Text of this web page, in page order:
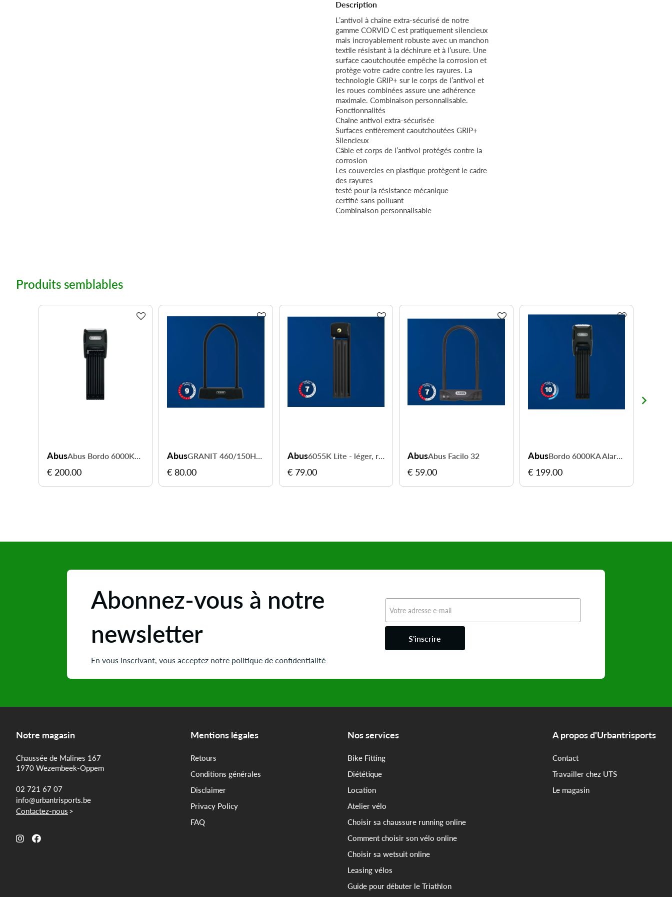
Description
L’antivol à chaîne extra-sécurisé de notre
gamme CORVID C est pratiquement silencieux
mais incroyablement robuste avec un manchon
textile résistant à la déchirure et à l’usure. Une
surface caoutchoutée empêche la corrosion et
protège votre cadre contre les rayures. La
technologie GRIP+ sur le corps de l’antivol et
les roues combinées assure une adhérence
maximale. Combinaison personnalisable.
Fonctionnalités
Chaîne antivol extra-sécurisée
Surfaces entièrement caoutchoutées GRIP+
Silencieux
Câble et corps de l’antivol protégés contre la
corrosion
Les couvercles en plastique protègent le cadre
des rayures
testé pour la résistance mécanique
certifié sans polluant
Combinaison personnalisable
Produits semblables
Abus Abus Bordo 6000KA Alarm Big - protégez votre vélo efficacement
€ 200.00
Abus GRANIT 460/150HB230 - sécurité forte au quotidien
€ 80.00
Abus 6055K Lite - léger, rapide et pratique en ville
€ 79.00
AbusAbus Facilo 32
€ 59.00
Abus Bordo 6000KA Alarm - vélo protégé avec alarme
€ 199.00
Abonnez-vous à notre
newsletter
En vous inscrivant, vous acceptez notre politique de confidentialité
S'inscrire
Notre magasin
Chaussée de Malines 167
1970 Wezembeek-Oppem
02 721 67 07
info@urbantrisports.be
Contactez-nous>
Mentions légales
Retours
Conditions générales
Disclaimer
Privacy Policy
FAQ
Nos services
Bike Fitting
Diététique
Location
Atelier vélo
Choisir sa chaussure running online
Comment choisir son vélo online
Choisir sa wetsuit online
Leasing vélos
Guide pour débuter le Triathlon
A propos d'Urbantrisports
Contact
Travailler chez UTS
Le magasin